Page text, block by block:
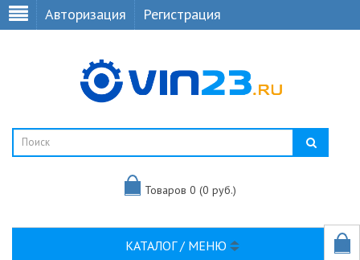
Авторизация Регистрация
Товаров 0 (0 руб.)
КАТАЛОГ / МЕНЮ